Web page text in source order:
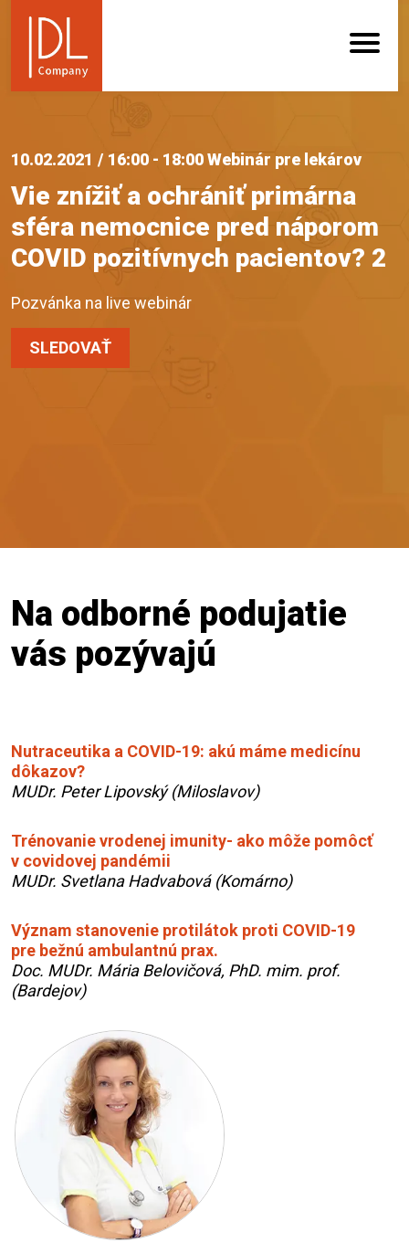
10.02.2021 / 16:00 - 18:00 Webinár pre lekárov
Vie znížiť a ochrániť primárna
sféra nemocnice pred náporom
COVID pozitívnych pacientov? 2
Pozvánka na live webinár
SLEDOVAŤ
Na odborné podujatie
vás pozývajú
Nutraceutika a COVID-19: akú máme medicínu
dôkazov?
MUDr. Peter Lipovský (Miloslavov)
Trénovanie vrodenej imunity- ako môže pomôcť
v covidovej pandémii
MUDr. Svetlana Hadvabová (Komárno)
Význam stanovenie protilátok proti COVID-19
pre bežnú ambulantnú prax.
Doc. MUDr. Mária Belovičová, PhD. mim. prof.
(Bardejov)